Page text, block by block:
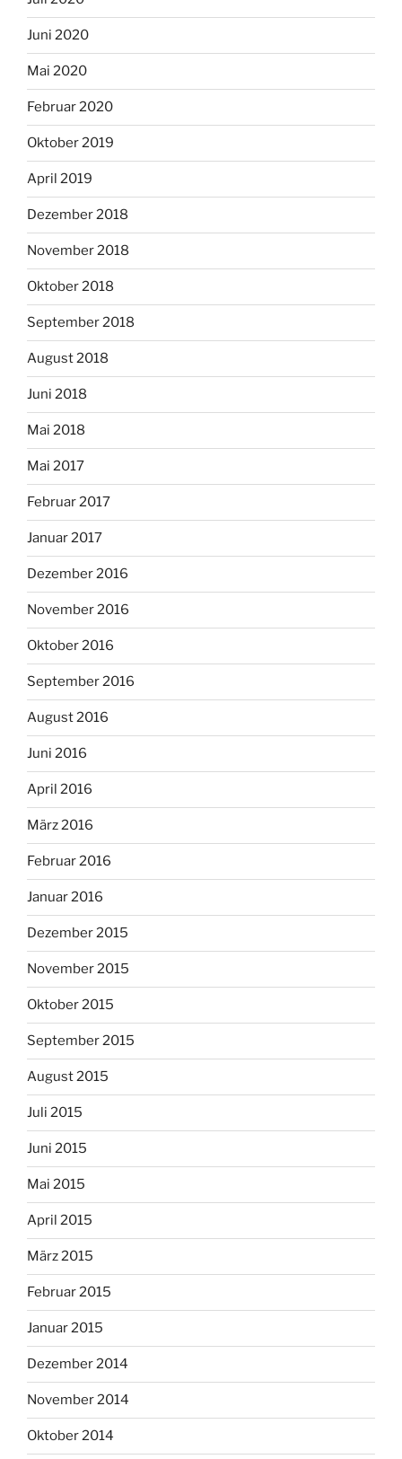
Juni 2020
Mai 2020
Februar 2020
Oktober 2019
April 2019
Dezember 2018
November 2018
Oktober 2018
September 2018
August 2018
Juni 2018
Mai 2018
Mai 2017
Februar 2017
Januar 2017
Dezember 2016
November 2016
Oktober 2016
September 2016
August 2016
Juni 2016
April 2016
März 2016
Februar 2016
Januar 2016
Dezember 2015
November 2015
Oktober 2015
September 2015
August 2015
Juli 2015
Juni 2015
Mai 2015
April 2015
März 2015
Februar 2015
Januar 2015
Dezember 2014
November 2014
Oktober 2014